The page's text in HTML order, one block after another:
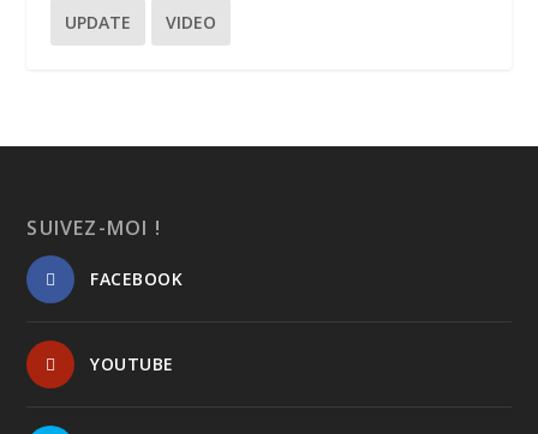
UPDATE VIDEO
SUIVEZ-MOI !
FACEBOOK
YOUTUBE